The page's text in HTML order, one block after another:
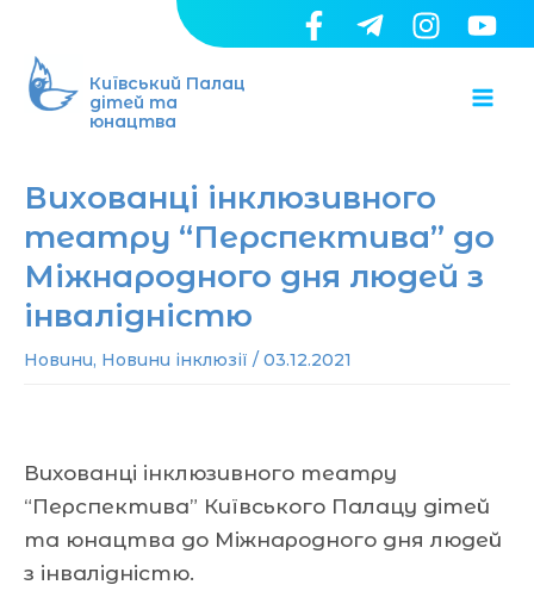
вмісту
Київський Палац
дітей та
юнацтва
Вихованці інклюзивного
театру “Перспектива” до
Міжнародного дня людей з
інвалідністю
Новини, Новини інклюзії / 03.12.2021
Вихованці інклюзивного театру
“Перспектива” Київського Палацу дітей
та юнацтва до Міжнародного дня людей
з інвалідністю.